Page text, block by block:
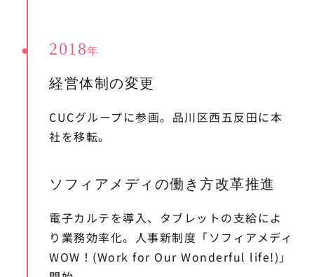
2018年
経営体制の変更
CUCグループに参画。品川区西五反田に本
社を移転。
ソフィアメディの働き方改革推進
電子カルテを導入、タブレットの支給によ
り業務効率化。人事新制度「ソフィアメディ
WOW！(Work for Our Wonderful life!)」